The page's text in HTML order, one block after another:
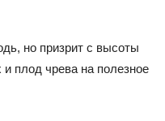
но призрит с высоты
плод чрева на полезное